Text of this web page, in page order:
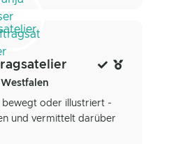
oder illustriert -
und vermittelt darüber